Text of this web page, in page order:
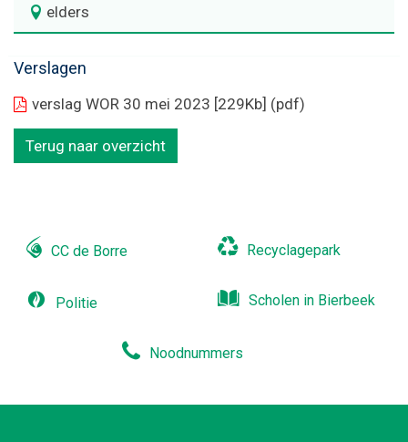
elders
Verslagen
verslag WOR 30 mei 2023 [229Kb] (pdf)
Terug naar overzicht
CC de Borre Recyclagepark
Politie Scholen in Bierbeek
Noodnummers